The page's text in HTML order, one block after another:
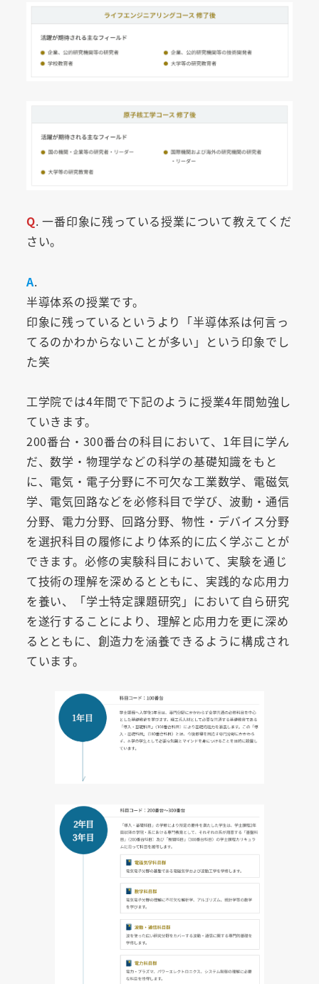
Q. 一番印象に残っている授業について教えてくだ
さい。
A.
半導体系の授業です。
印象に残っているというより「半導体系は何言っ
てるのかわからないことが多い」という印象でし
た笑
工学院では4年間で下記のように授業4年間勉強し
ていきます。
200番台・300番台の科目において、1年目に学ん
だ、数学・物理学などの科学の基礎知識をもと
に、電気・電子分野に不可欠な工業数学、電磁気
学、電気回路などを必修科目で学び、波動・通信
分野、電力分野、回路分野、物性・デバイス分野
を選択科目の履修により体系的に広く学ぶことが
できます。必修の実験科目において、実験を通じ
て技術の理解を深めるとともに、実践的な応用力
を養い、「学士特定課題研究」において自ら研究
を遂行することにより、理解と応用力を更に深め
るとともに、創造力を涵養できるように構成され
ています。